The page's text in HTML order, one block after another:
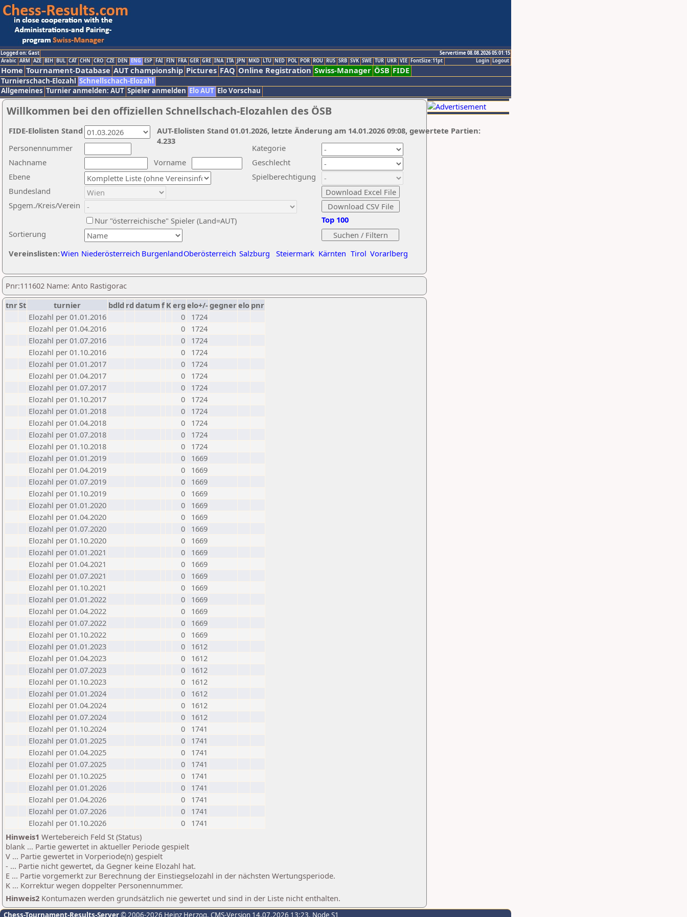
Logged on: Gast
Servertime 08.08.2026 05:01:15
Logout
Login
Arabic ARM AZE BIH BUL CAT CHN CRO CZE DEN ENG ESP FAI FIN FRA GER GRE INA ITA JPN MKD LTU NED POL POR ROU RUS SRB SVK SWE TUR UKR VIE FontSize:11pt
Home Tournament-Database AUT championship Pictures FAQ Online Registration Swiss-Manager ÖSB FIDE
Turnierschach-Elozahl Schnellschach-Elozahl
Allgemeines Turnier anmelden: AUT Spieler anmelden Elo AUT Elo Vorschau
Willkommen bei den offiziellen Schnellschach-Elozahlen des ÖSB
Nachname
Vorname
Ebene
Kategorie
Sortierung
Personennummer
Bundesland
Spgem./Kreis/Verein
Geschlecht
Nur "österreichische" Spieler (Land=AUT)
Spielberechtigung
Vereinslisten:Wien Niederösterreich BurgenlandOberösterreich Salzburg Steiermark Kärnten Tirol Vorarlberg
Top 100
AUT-Elolisten Stand 01.01.2026, letzte Änderung am 14.01.2026 09:08, gewertete Partien:
4.233
FIDE-Elolisten Stand
Pnr:111602 Name: Anto Rastigorac
tnrSt turnier bdld rd datumf Kerg elo+/-gegnerelo pnr
Elozahl per 01.01.2016
0
1724
Elozahl per 01.04.2016
0
1724
Elozahl per 01.07.2016
0
1724
Elozahl per 01.10.2016
0
1724
Elozahl per 01.01.2017
0
1724
Elozahl per 01.04.2017
0
1724
Elozahl per 01.07.2017
0
1724
Elozahl per 01.10.2017
0
1724
Elozahl per 01.01.2018
0
1724
Elozahl per 01.04.2018
0
1724
Elozahl per 01.07.2018
0
1724
Elozahl per 01.10.2018
0
1724
Elozahl per 01.01.2019
0
1669
Elozahl per 01.04.2019
0
1669
Elozahl per 01.07.2019
0
1669
Elozahl per 01.10.2019
0
1669
Elozahl per 01.01.2020
0
1669
Elozahl per 01.04.2020
0
1669
Elozahl per 01.07.2020
0
1669
Elozahl per 01.10.2020
0
1669
Elozahl per 01.01.2021
0
1669
Elozahl per 01.04.2021
0
1669
Elozahl per 01.07.2021
0
1669
Elozahl per 01.10.2021
0
1669
Elozahl per 01.01.2022
0
1669
Elozahl per 01.04.2022
0
1669
Elozahl per 01.07.2022
0
1669
Elozahl per 01.10.2022
0
1669
Elozahl per 01.01.2023
0
1612
Elozahl per 01.04.2023
0
1612
Elozahl per 01.07.2023
0
1612
Elozahl per 01.10.2023
0
1612
Elozahl per 01.01.2024
0
1612
Elozahl per 01.04.2024
0
1612
Elozahl per 01.07.2024
0
1612
Elozahl per 01.10.2024
0
1741
Elozahl per 01.01.2025
0
1741
Elozahl per 01.04.2025
0
1741
Elozahl per 01.07.2025
0
1741
Elozahl per 01.10.2025
0
1741
Elozahl per 01.01.2026
0
1741
Elozahl per 01.04.2026
0
1741
Elozahl per 01.07.2026
0
1741
Elozahl per 01.10.2026
0
1741
Hinweis1 Wertebereich Feld St (Status)
blank ... Partie gewertet in aktueller Periode gespielt
V ... Partie gewertet in Vorperiode(n) gespielt
- ... Partie nicht gewertet, da Gegner keine Elozahl hat.
E ... Partie vorgemerkt zur Berechnung der Einstiegselozahl in der nächsten Wertungsperiode.
K ... Korrektur wegen doppelter Personennummer.
Hinweis2 Kontumazen werden grundsätzlich nie gewertet und sind in der Liste nicht enthalten.
Chess-Tournament-Results-Server© 2006-2026 Heinz Herzog, CMS-Version 14.07.2026 13:23, Node S1